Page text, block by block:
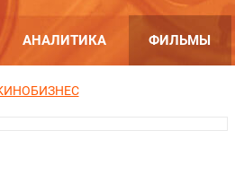
АНАЛИТИКА ФИЛЬМЫ